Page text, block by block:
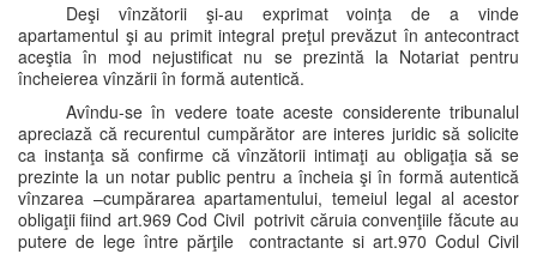
Deşi vînzătorii şi-au exprimat voinţa de a vinde
apartamentul şi au primit integral preţul prevăzut în antecontract
aceştia în mod nejustificat nu se prezintă la Notariat pentru
încheierea vînzării în formă autentică.
Avîndu-se în vedere toate aceste considerente tribunalul
apreciază că recurentul cumpărător are interes juridic să solicite
ca instanţa să confirme că vînzătorii intimaţi au obligaţia să se
prezinte la un notar public pentru a încheia şi în formă autentică
vînzarea –cumpărarea apartamentului, temeiul legal al acestor
obligaţii fiind art.969 Cod Civil potrivit căruia convenţiile făcute au
putere de lege între părţile contractante si art.970 Codul Civil